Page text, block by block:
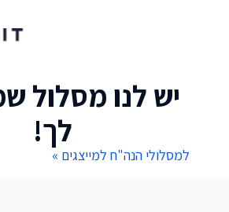
יש לנו מסלול
לך!
למסלולי הנה"ח למייצגים »